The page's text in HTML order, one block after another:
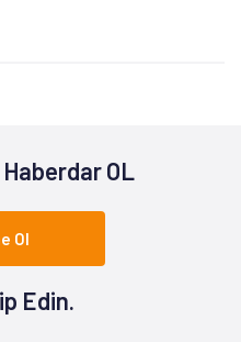
OL
Ol
Edin.